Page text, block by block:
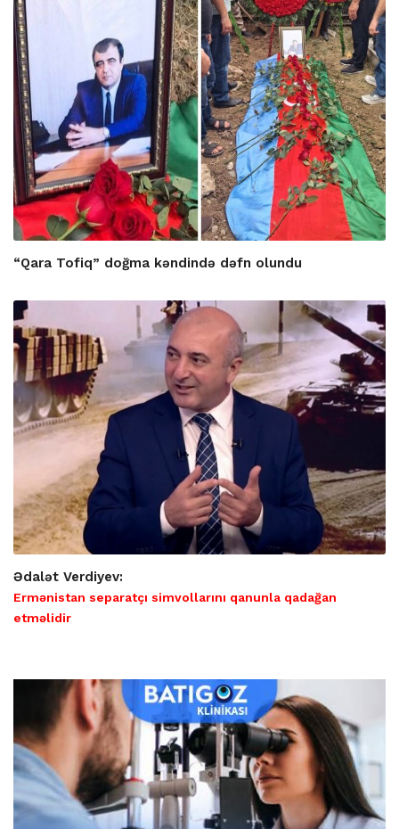
“Qara Tofiq” doğma kəndində dəfn olundu
Ədalət Verdiyev:
Ermənistan separatçı simvollarını qanunla qadağan
etməlidir